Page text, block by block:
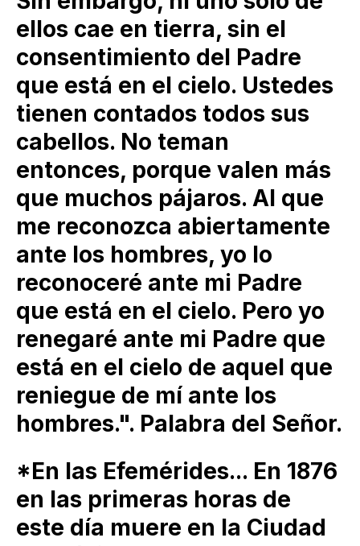
ellos cae en tierra, sin el
consentimiento del Padre
que está en el cielo. Ustedes
tienen contados todos sus
cabellos. No teman
entonces, porque valen más
que muchos pájaros. Al que
me reconozca abiertamente
ante los hombres, yo lo
reconoceré ante mi Padre
que está en el cielo. Pero yo
renegaré ante mi Padre que
está en el cielo de aquel que
reniegue de mí ante los
hombres.". Palabra del Señor.
*En las Efemérides... En 1876
en las primeras horas de
este día muere en la Ciudad